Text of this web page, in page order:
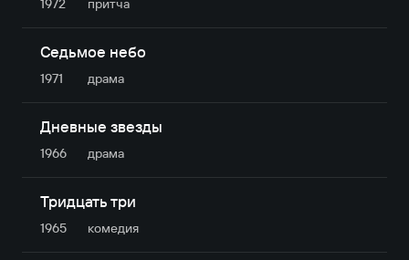
1972 притча
Седьмое небо
1971 драма
Дневные звезды
1966 драма
Тридцать три
1965 комедия